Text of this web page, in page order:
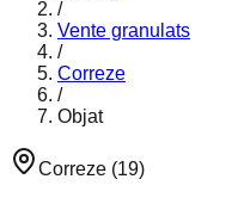
/
Vente granulats
/
Correze
/
Objat
Correze (19)